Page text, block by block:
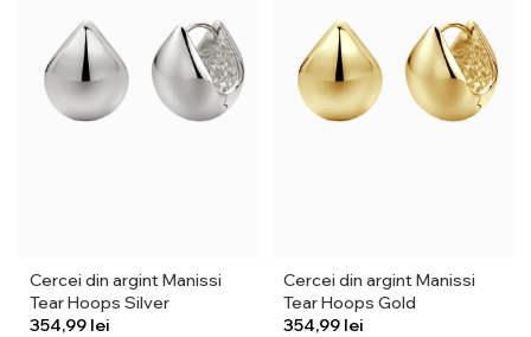
Cercei din argint Manissi
Tear Hoops Silver
lei
Cercei din argint Manissi
Tear Hoops Gold
lei